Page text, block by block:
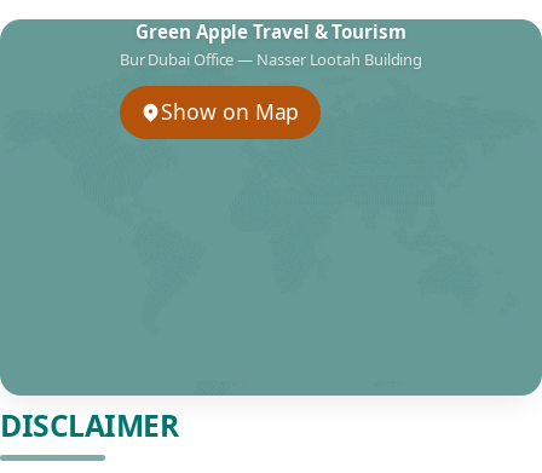
Green Apple Travel & Tourism
Bur Dubai Office — Nasser Lootah Building
Show on Map
DISCLAIMER